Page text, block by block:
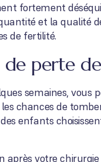
fortement
et la qualité
de fertilité.
de perte
semaines, vous
chances de
enfants
après votre chirurgie